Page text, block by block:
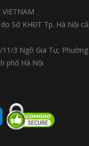
VIETNAM
Sở KHĐT Tp. Hà Nội
3 Ngô Gia Tự,
phố Hà Nội